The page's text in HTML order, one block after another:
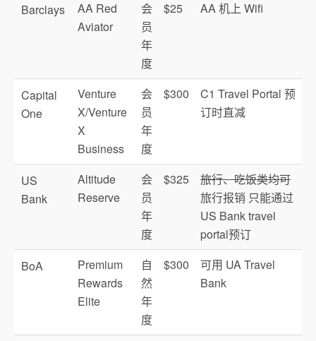
Barclays
AA Red
Aviator
会
员
年
度
$25 AA 机上 Wifi
Capital
One
Venture
X/Venture
X
Business
会
员
年
度
$300
C1 Travel Portal 预
订时直减
US
Bank
Altitude
Reserve
会
员
年
度
$325
旅行、吃饭类均可
旅行报销 只能通过
US Bank travel
portal预订
BoA
Premium
Rewards
Elite
自
然
年
度
$300
可用 UA Travel
Bank